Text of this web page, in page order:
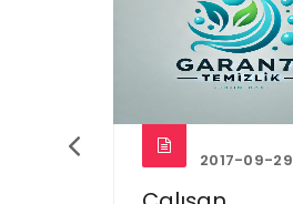
2017-09-29